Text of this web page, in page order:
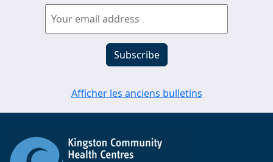
Afficher les anciens bulletins